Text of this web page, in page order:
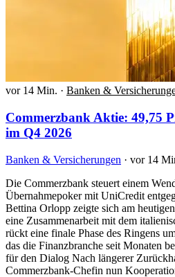
vor 14 Min. · Banken &
Commerzbank Aktie: 49,75
im Q4 2026
Banken & Versicherungen · vor 14
Die Commerzbank steuert einem
Übernahmepoker mit UniCredit
Bettina Orlopp zeigte sich am
eine Zusammenarbeit mit dem
rückt eine finale Phase des Ringens
das die Finanzbranche seit Monaten
für den Dialog Nach längerer
Commerzbank-Chefin nun